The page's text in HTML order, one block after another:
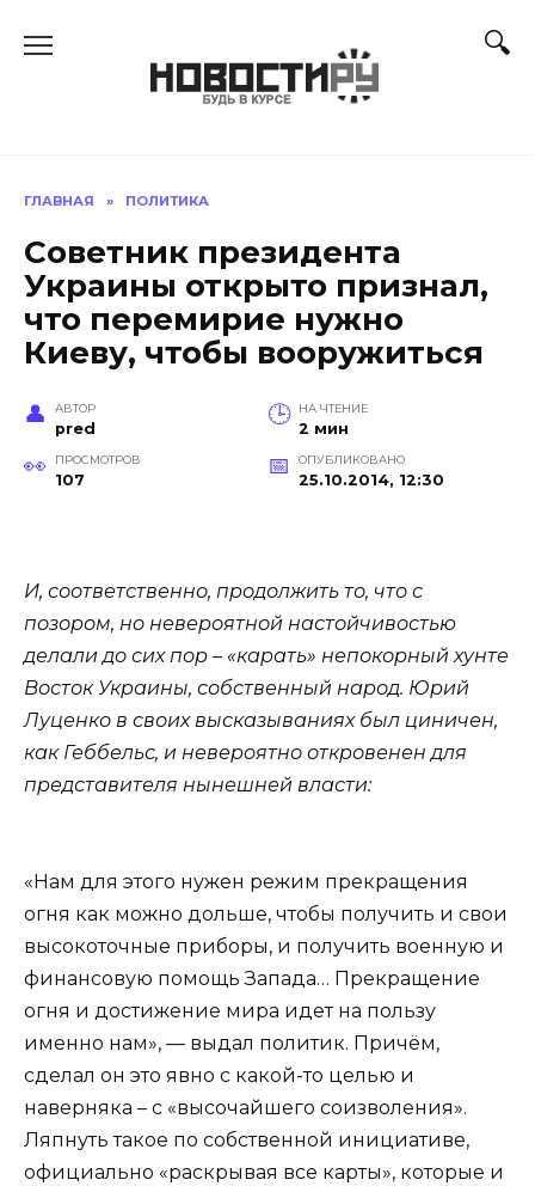
ГЛАВНАЯ » ПОЛИТИКА
Советник президента
Украины открыто признал,
что перемирие нужно
Киеву, чтобы вооружиться
АВТОР
pred
НА ЧТЕНИЕ
2 мин
ПРОСМОТРОВ
107
ОПУБЛИКОВАНО
25.10.2014, 12:30
И, соответственно, продолжить то, что с
позором, но невероятной настойчивостью
делали до сих пор – «карать» непокорный хунте
Восток Украины, собственный народ. Юрий
Луценко в своих высказываниях был циничен,
как Геббельс, и невероятно откровенен для
представителя нынешней власти:
«Нам для этого нужен режим прекращения
огня как можно дольше, чтобы получить и свои
высокоточные приборы, и получить военную и
финансовую помощь Запада… Прекращение
огня и достижение мира идет на пользу
именно нам», — выдал политик. Причём,
сделал он это явно с какой-то целью и
наверняка – с «высочайшего соизволения».
Ляпнуть такое по собственной инициативе,
официально «раскрывая все карты», которые и